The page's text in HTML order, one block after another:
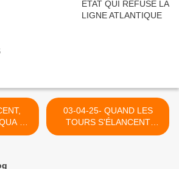
SA
03-04-25- QUAND LES
TOURS S'ÉLANCENT
VERS LE CIEL : LA